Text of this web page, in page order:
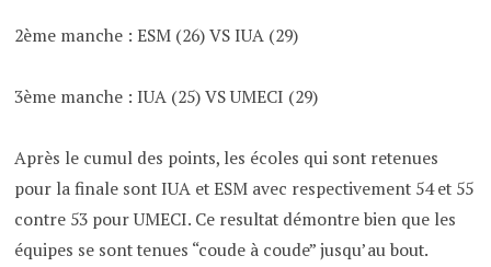
2ème manche : ESM (26) VS IUA (29)
3ème manche : IUA (25) VS UMECI (29)
Après le cumul des points, les écoles qui sont retenues
pour la finale sont IUA et ESM avec respectivement 54 et 55
contre 53 pour UMECI. Ce resultat démontre bien que les
équipes se sont tenues “coude à coude” jusqu’au bout.